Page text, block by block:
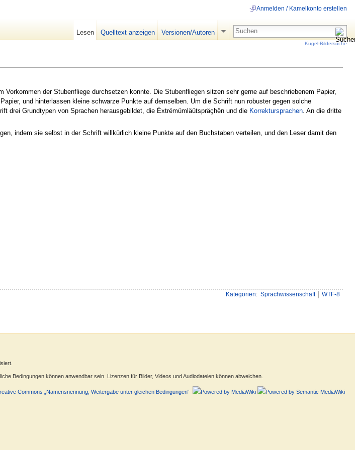
Vorkommen der Stubenfliege durchsetzen konnte. Die Stubenfliegen sitzen sehr gerne auf beschriebenem Papier,
und hinterlassen kleine schwarze Punkte auf demselben. Um die Schrift nun robuster gegen solche
drei Grundtypen von Sprachen herausgebildet, die Ëxtrëmümläütspräçhën und die Korrektursprachen . An die dritte
indem sie selbst in der Schrift willkürlich kleine Punkte auf den Buchstaben verteilen, und den Leser damit den
Kategorien: Sprachwissenschaft WTF-8
Anmelden / Kamelkonto erstellen
Lesen Quelltext anzeigen Versionen/Autoren
Kugel-Bildersuche
Bedingungen können anwendbar sein. Lizenzen für Bilder, Videos und Audiodateien können abweichen.